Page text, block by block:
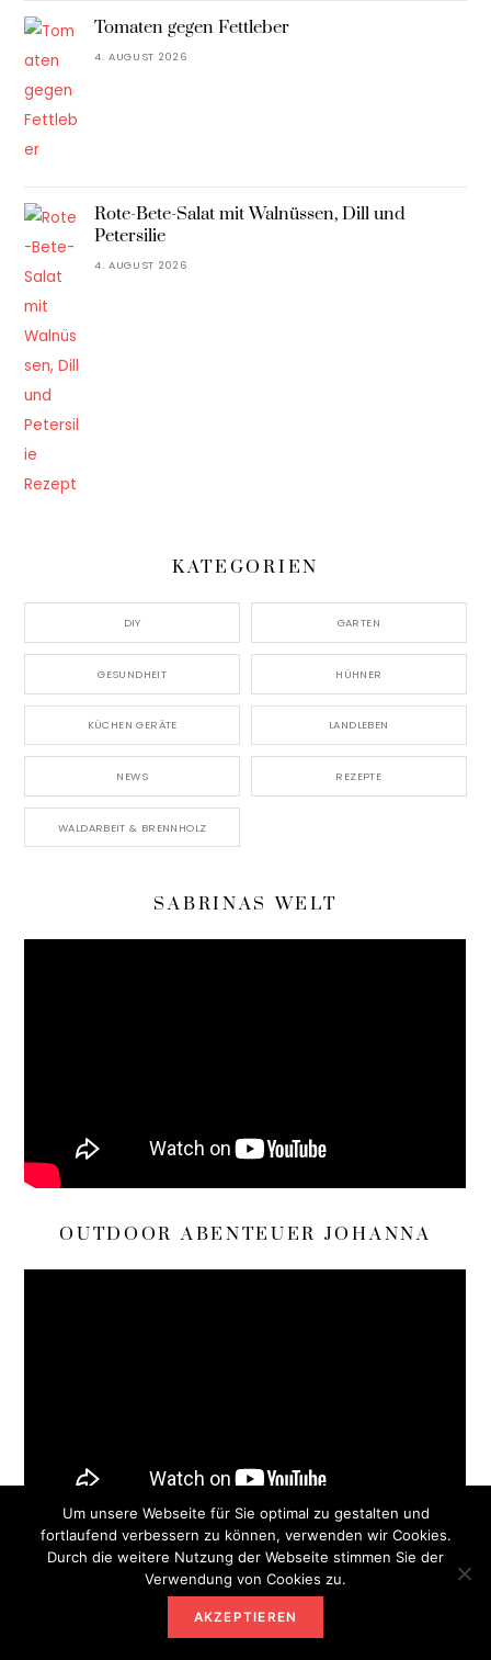
Tomaten gegen Fettleber
4. AUGUST 2026
Rote-Bete-Salat mit Walnüssen, Dill und
Petersilie
4. AUGUST 2026
KATEGORIEN
DIY GARTEN
GESUNDHEIT HÜHNER
KÜCHEN GERÄTE LANDLEBEN
NEWS REZEPTE
WALDARBEIT & BRENNHOLZ
SABRINAS WELT
OUTDOOR ABENTEUER JOHANNA
HEIMATWURZEL YOUTUBE
Um unsere Webseite für Sie optimal zu gestalten und
fortlaufend verbessern zu können, verwenden wir Cookies.
Durch die weitere Nutzung der Webseite stimmen Sie der
Verwendung von Cookies zu.
AKZEPTIEREN